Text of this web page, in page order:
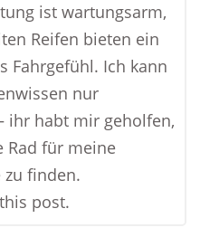
ist wartungsarm,
Reifen bieten ein
Fahrgefühl. Ich kann
nur
ihr habt mir geholfen,
Rad für meine
zu finden.
post.